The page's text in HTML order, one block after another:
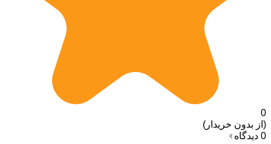
0
(از بدون خریدار)
0 دیدگاه